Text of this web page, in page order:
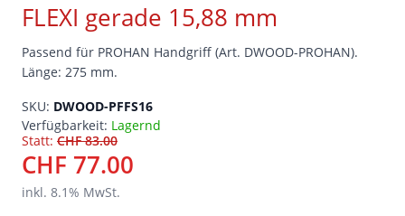
FLEXI gerade 15,88 mm
Passend für PROHAN Handgriff (Art. DWOOD-PROHAN).
Länge: 275 mm.
SKU: DWOOD-PFFS16
Verfügbarkeit: Lagernd
Statt: CHF 83.00
CHF 77.00
inkl. 8.1% MwSt.